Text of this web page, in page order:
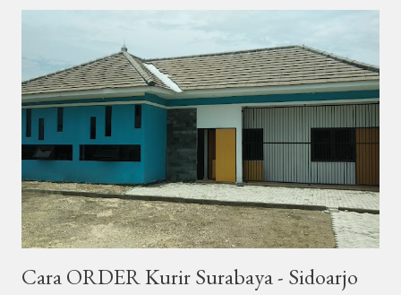
Cara ORDER Kurir Surabaya - Sidoarjo